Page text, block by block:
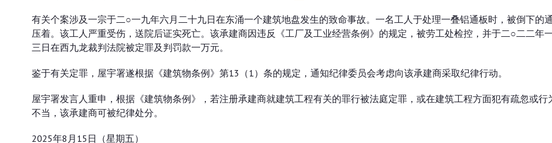
有关个案涉及一宗于二○一九年六月二十九日在东涌一个建筑地盘发生的致命事故。一名工人于处理一叠铝通板时，被倒下的
压着。该工人严重受伤，送院后证实死亡。该承建商因违反《工厂及工业经营条例》的规定，被劳工处检控，并于二○二二年
三日在西九龙裁判法院被定罪及判罚款一万元。
鉴于有关定罪，屋宇署遂根据《建筑物条例》第13（1）条的规定，通知纪律委员会考虑向该承建商采取纪律行动。
屋宇署发言人重申，根据《建筑物条例》，若注册承建商就建筑工程有关的罪行被法庭定罪，或在建筑工程方面犯有疏忽或行
不当，该承建商可被纪律处分。
2025年8月15日（星期五）